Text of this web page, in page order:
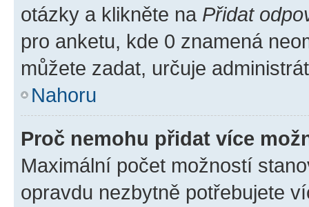
otázky a klikněte na Přidat
pro anketu, kde 0 znamená
můžete zadat, určuje
Nahoru
Proč nemohu přidat více
Maximální počet možností
opravdu nezbytně potřebujete